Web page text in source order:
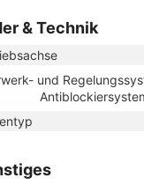
& Technik
und